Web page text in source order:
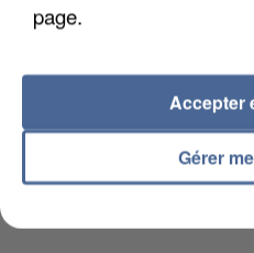
L’UN DES
page.
Gérer
Accepter